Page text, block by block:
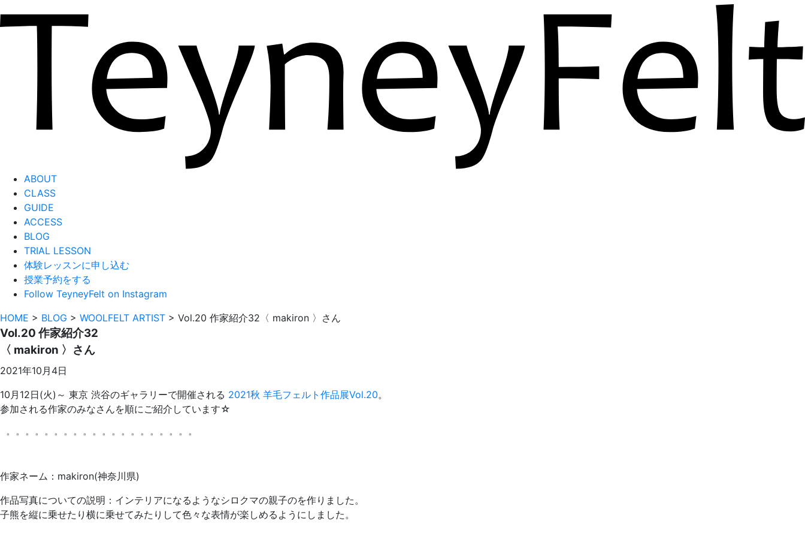
ABOUT
CLASS
GUIDE
ACCESS
BLOG
TRIAL LESSON
体験レッスンに申し込む
授業予約をする
Follow TeyneyFelt on Instagram
HOME > BLOG > WOOLFELT ARTIST > Vol.20 作家紹介32〈 makiron 〉さん
Vol.20 作家紹介32
〈 makiron 〉さん
2021年10月4日
10月12日(火)～ 東京 渋谷のギャラリーで開催される 2021秋 羊毛フェルト作品展Vol.20。
参加される作家のみなさんを順にご紹介しています☆
゜゜゜゜゜゜゜゜゜゜゜゜゜゜゜゜゜゜゜゜
作家ネーム：makiron(神奈川県)
作品写真についての説明：インテリアになるようなシロクマの親子のを作りました。
子熊を縦に乗せたり横に乗せてみたりして色々な表情が楽しめるようにしました。